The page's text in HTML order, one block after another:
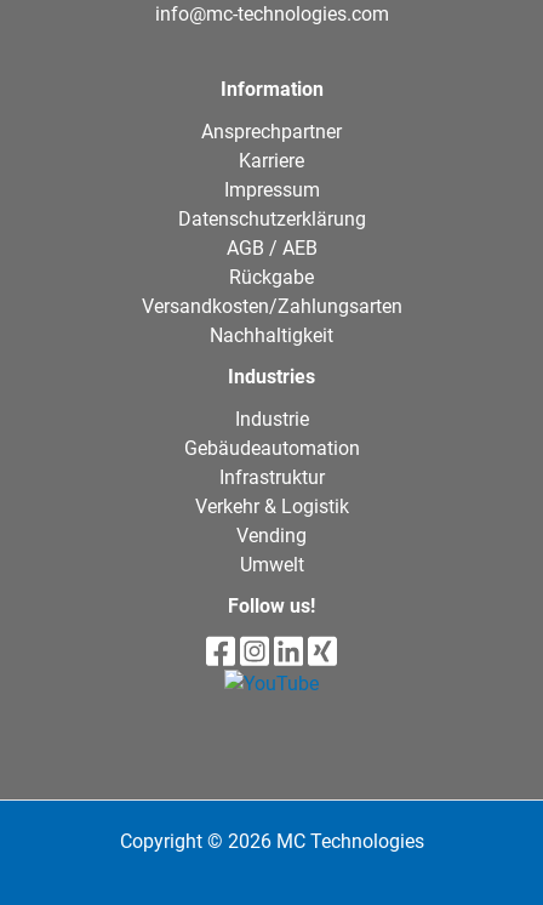
info@mc-technologies.com
Information
Ansprechpartner
Karriere
Impressum
Datenschutzerklärung
AGB / AEB
Rückgabe
Versandkosten/Zahlungsarten
Nachhaltigkeit
Industries
Industrie
Gebäudeautomation
Infrastruktur
Verkehr & Logistik
Vending
Umwelt
Follow us!
Copyright © 2026 MC Technologies